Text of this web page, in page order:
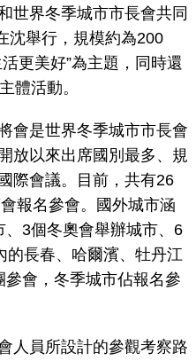
界冬季城市市長會共同
沈舉行，規模約為200
更美好”為主題，同時還
體活動。
是世界冬季城市市長會
放以來出席國別最多、規
際會議。目前，共有26
報名參會。國外城市涵
3個冬奧會舉辦城市、6
的長春、哈爾濱、牡丹江
會，冬季城市佔報名參
員所設計的參觀考察路